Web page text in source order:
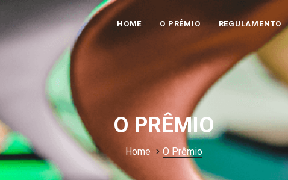
HOME O PRÊMIO REGULAMENTO
O PRÊMIO
Home O Prêmio